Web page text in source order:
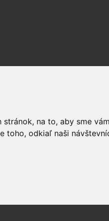
na to, aby sme vám
toho, odkiaľ naši